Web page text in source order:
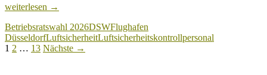
Flughafen
Betriebsratswahl
bei
der
weiterlesen →
Betriebsratswahl 2026DSWFlughafen
DüsseldorfLuftsicherheitLuftsicherheitskontrollpersonal
Beitragsnavigation
1 2 … 13 Nächste →